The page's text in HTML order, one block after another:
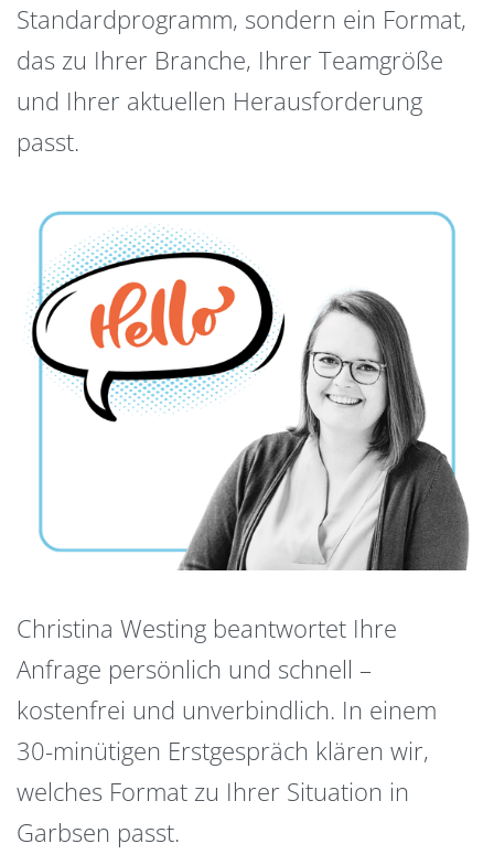
Standardprogramm, sondern ein Format,
das zu Ihrer Branche, Ihrer Teamgröße
und Ihrer aktuellen Herausforderung
passt.
Christina Westing beantwortet Ihre
Anfrage persönlich und schnell –
kostenfrei und unverbindlich. In einem
30-minütigen Erstgespräch klären wir,
welches Format zu Ihrer Situation in
Garbsen passt.